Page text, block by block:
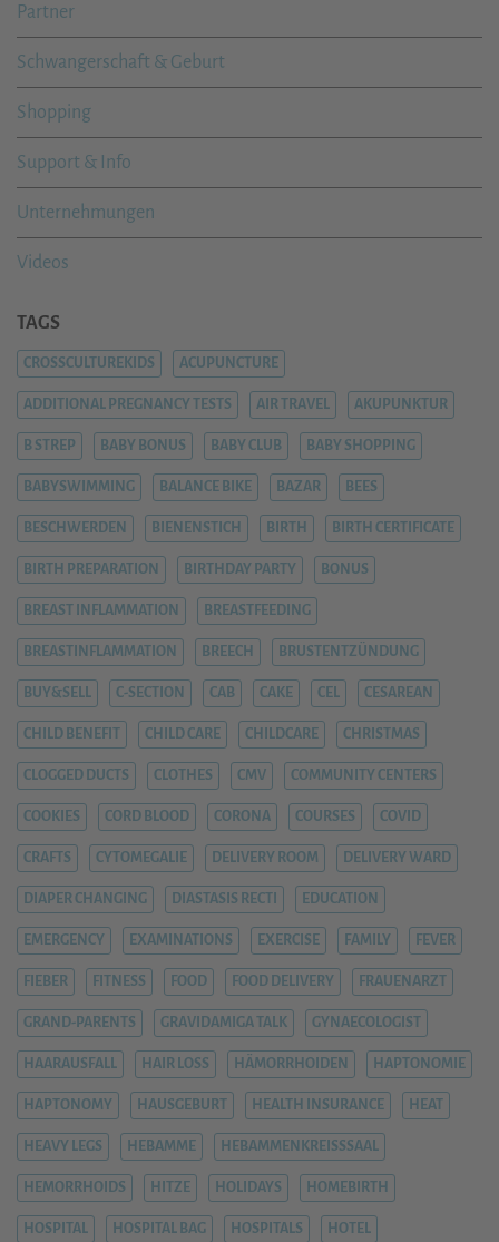
Partner
Schwangerschaft & Geburt
Shopping
Support & Info
Unternehmungen
Videos
TAGS
CROSSCULTUREKIDS ACUPUNCTURE
ADDITIONAL PREGNANCY TESTS AIR TRAVEL AKUPUNKTUR
B STREP BABY BONUS BABY CLUB BABY SHOPPING
BABYSWIMMING BALANCE BIKE BAZAR BEES
BESCHWERDEN BIENENSTICH BIRTH BIRTH CERTIFICATE
BIRTH PREPARATION BIRTHDAY PARTY BONUS
BREAST INFLAMMATION BREASTFEEDING
BREASTINFLAMMATION BREECH BRUSTENTZÜNDUNG
BUY&SELL C-SECTION CAB CAKE CEL CESAREAN
CHILD BENEFIT CHILD CARE CHILDCARE CHRISTMAS
CLOGGED DUCTS CLOTHES CMV COMMUNITY CENTERS
COOKIES CORD BLOOD CORONA COURSES COVID
CRAFTS CYTOMEGALIE DELIVERY ROOM DELIVERY WARD
DIAPER CHANGING DIASTASIS RECTI EDUCATION
EMERGENCY EXAMINATIONS EXERCISE FAMILY FEVER
FIEBER FITNESS FOOD FOOD DELIVERY FRAUENARZT
GRAND-PARENTS GRAVIDAMIGA TALK GYNAECOLOGIST
HAARAUSFALL HAIR LOSS HÄMORRHOIDEN HAPTONOMIE
HAPTONOMY HAUSGEBURT HEALTH INSURANCE HEAT
HEAVY LEGS HEBAMME HEBAMMENKREISSSAAL
HEMORRHOIDS HITZE HOLIDAYS HOMEBIRTH
HOSPITAL HOSPITAL BAG HOSPITALS HOTEL